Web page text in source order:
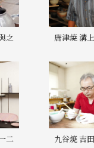
之 唐津焼 溝
二 九谷焼 吉